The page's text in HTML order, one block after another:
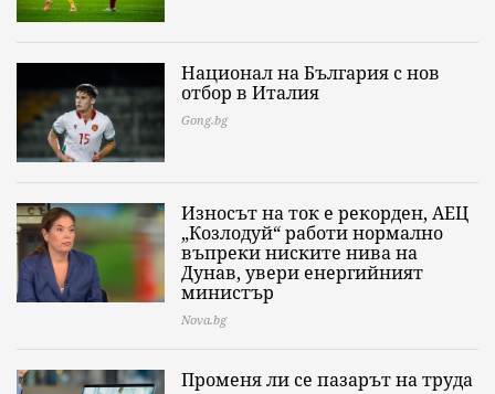
Национал на България с нов
отбор в Италия
Gong.bg
Износът на ток е рекорден, АЕЦ
„Козлодуй“ работи нормално
въпреки ниските нива на
Дунав, увери енергийният
министър
Nova.bg
Променя ли се пазарът на труда